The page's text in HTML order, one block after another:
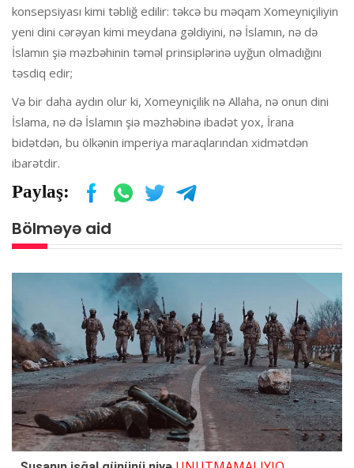
konsepsiyası kimi təbliğ edilir: təkcə bu məqam Xomeyniçiliyin
yeni dini cərəyan kimi meydana gəldiyini, nə İslamın, nə də
İslamın şiə məzbəhinin təməl prinsiplərinə uyğun olmadığını
təsdiq edir;
Və bir daha aydın olur ki, Xomeyniçilik nə Allaha, nə onun dini
İslama, nə də İslamın şiə məzhəbinə ibadət yox, İrana
bidətdən, bu ölkənin imperiya maraqlarından xidmətdən
ibarətdir.
Paylaş:
Bölməyə aid